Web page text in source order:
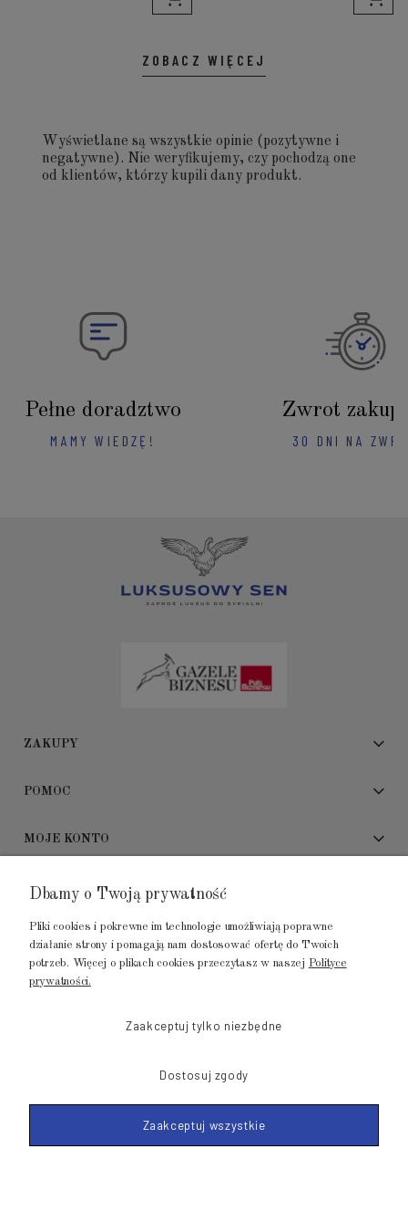
ZOBACZ WIĘCEJ
Wyświetlane są wszystkie opinie (pozytywne i
negatywne). Nie weryfikujemy, czy pochodzą one
od klientów, którzy kupili dany produkt.
Pełne doradztwo
MAMY WIEDZĘ!
Zwrot
30 DNI NA
ZAKUPY
POMOC
MOJE KONTO
ADRES SHOWROOMU
GALERIA METROPOLIA
ul. Jana Kilińskiego 4
Dbamy o Twoją prywatność
Pliki cookies i pokrewne im technologie umożliwiają poprawne
działanie strony i pomagają nam dostosować ofertę do Twoich
potrzeb. Więcej o plikach cookies przeczytasz w naszej Polityce
prywatności.
Zaakceptuj tylko niezbędne
Dostosuj zgody
Zaakceptuj wszystkie